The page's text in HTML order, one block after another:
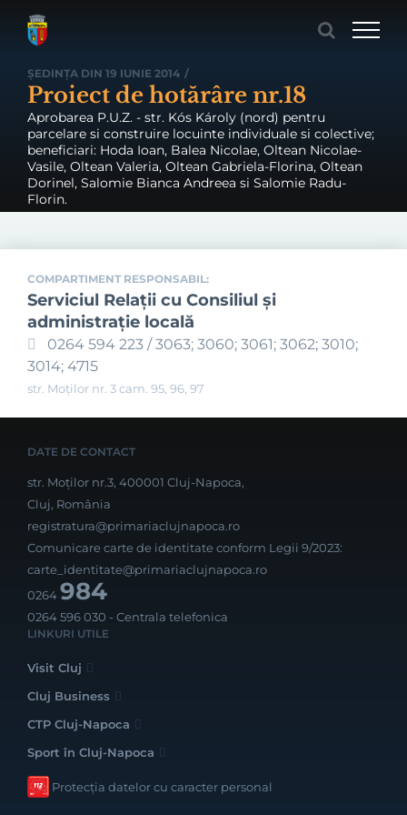
ȘEDINȚA DIN 19 IUNIE 2014 /
Proiect de hotărâre nr.18
Aprobarea P.U.Z. - str. Kós Károly (nord) pentru
parcelare si construire locuinte individuale si colective;
beneficiari: Hoda Ioan, Balea Nicolae, Oltean Nicolae-
Vasile, Oltean Valeria, Oltean Gabriela-Florina, Oltean
Dorinel, Salomie Bianca Andreea si Salomie Radu-
Florin.
COMPARTIMENT RESPONSABIL:
Serviciul Relaţii cu Consiliul şi
administraţie locală
0264 594 223 / 3063; 3060; 3061; 3062; 3010;
3014; 4715
str. Moților nr. 3 cam. 95, 96, 97
DATE DE CONTACT
str. Moților nr.3, 400001 Cluj-Napoca,
Cluj, România
registratura@primariaclujnapoca.ro
Comunicare carte de identitate conform Legii 9/2023:
carte_identitate@primariaclujnapoca.ro
0264984
0264 596 030 - Centrala telefonica
LINKURI UTILE
Visit Cluj
Cluj Business
CTP Cluj-Napoca
Sport în Cluj-Napoca
Protecția datelor cu caracter personal